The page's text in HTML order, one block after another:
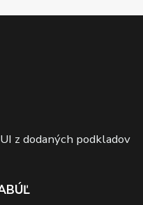
z dodaných podkladov